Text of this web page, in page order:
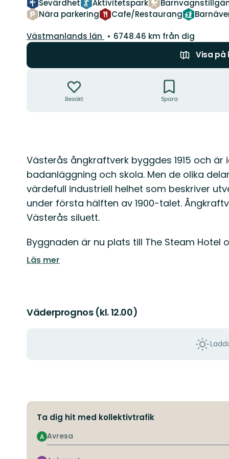
Sevärdhet Aktivitetspark
Nära parkering
Cafe/Restaurang
Län:
Västmanlands län
6748.46 km från dig
Visa på
Besökt Spara
Beskrivning
Västerås ångkraftverk byggdes 1915 och
badanläggning och skola. Men de olika
värdefull industriell helhet som beskriver
under första hälften av 1900-talet.
Västerås siluett.
Byggnaden är nu plats till The Steam Hotel
Läs mer
Väderprognos (kl. 12.00)
Ta dig hit med kollektivtrafik
Avresa
A